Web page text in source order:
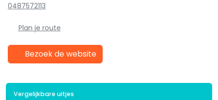
0487572113
Plan je route
Bezoek de website
Vergelijkbare uitjes